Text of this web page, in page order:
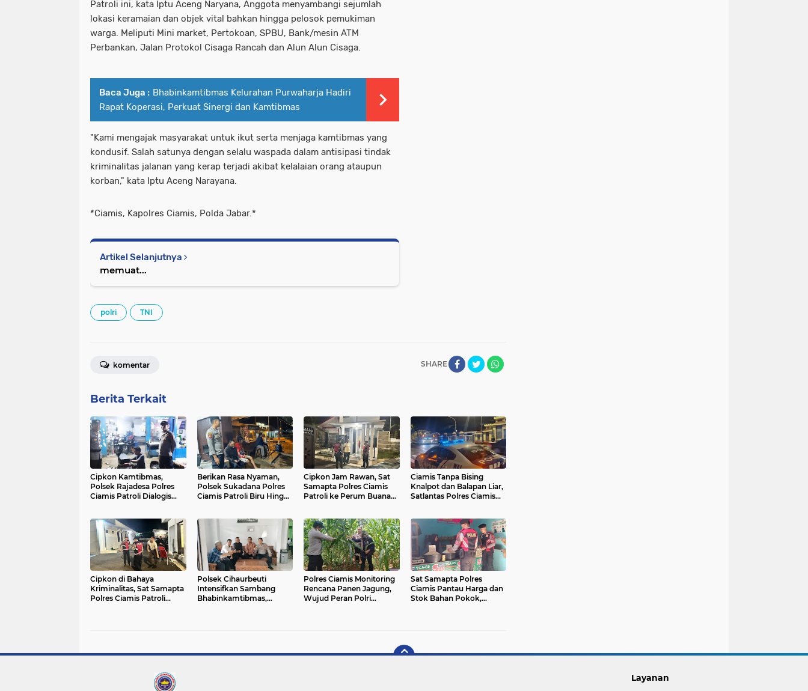
Patroli ini, kata Iptu Aceng Naryana, Anggota menyambangi sejumlah
lokasi keramaian dan objek vital bahkan hingga pelosok pemukiman
warga. Meliputi Mini market, Pertokoan, SPBU, Bank/mesin ATM
Perbankan, Jalan Protokol Cisaga Rancah dan Alun Alun Cisaga.
Baca Juga : Bhabinkamtibmas Kelurahan Purwaharja Hadiri
Rapat Koperasi, Perkuat Sinergi dan Kamtibmas
"Kami mengajak masyarakat untuk ikut serta menjaga kamtibmas yang
kondusif. Salah satunya dengan selalu waspada dalam antisipasi tindak
kriminalitas jalanan yang kerap terjadi akibat kelalaian orang ataupun
korban," kata Iptu Aceng Narayana.
*Ciamis, Kapolres Ciamis, Polda Jabar.*
Artikel Selanjutnya
memuat...
polri TNI
SHARE
komentar
Berita Terkait
Cipkon Kamtibmas,
Polsek Rajadesa Polres
Ciamis Patroli Dialogis
Berikan Rasa Nyaman,
Polsek Sukadana Polres
Ciamis Patroli Biru Hingga
Cipkon Jam Rawan, Sat
Samapta Polres Ciamis
Patroli ke Perum Buana
Ciamis Tanpa Bising
Knalpot dan Balapan Liar,
Satlantas Polres Ciamis
Cipkon di Bahaya
Kriminalitas, Sat Samapta
Polres Ciamis Patroli
Polsek Cihaurbeuti
Intensifkan Sambang
Bhabinkamtibmas,
Polres Ciamis Monitoring
Rencana Panen Jagung,
Wujud Peran Polri
Sat Samapta Polres
Ciamis Pantau Harga dan
Stok Bahan Pokok,
Layanan